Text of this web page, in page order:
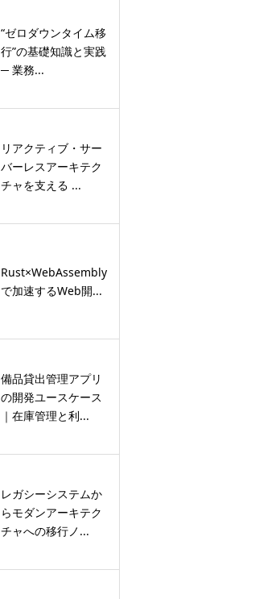
“ゼロダウンタイム移
行”の基礎知識と実践
─ 業務...
リアクティブ・サー
バーレスアーキテク
チャを支える ...
Rust×WebAssembly
で加速するWeb開...
備品貸出管理アプリ
の開発ユースケース
｜在庫管理と利...
レガシーシステムか
らモダンアーキテク
チャへの移行ノ...